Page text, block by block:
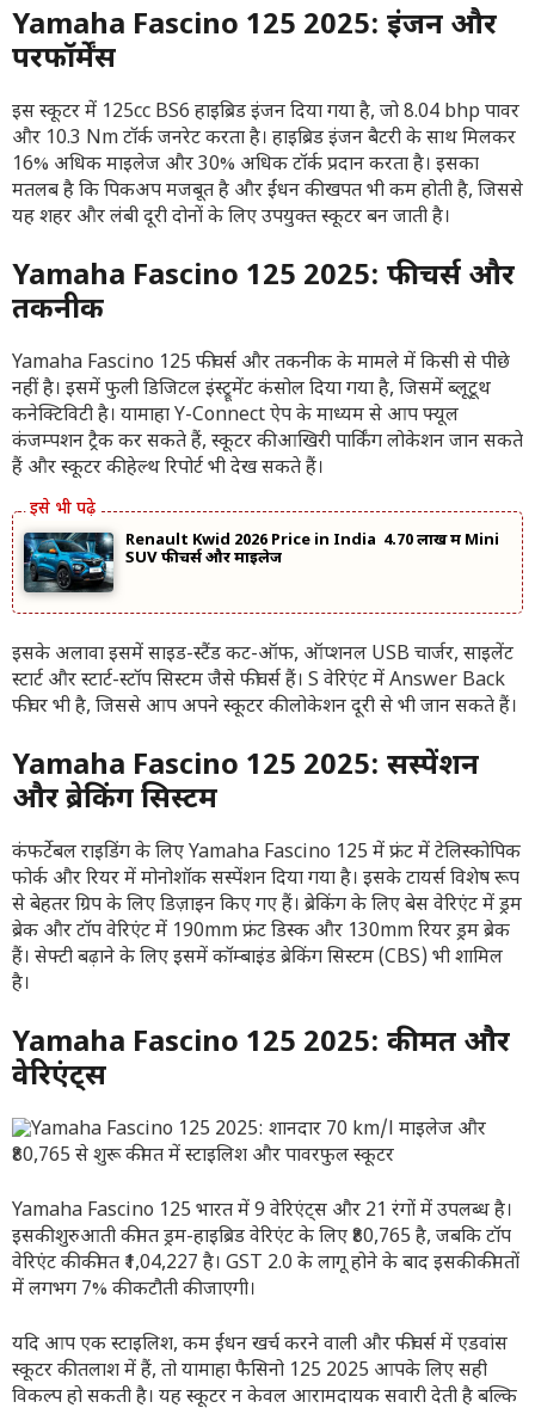
Yamaha Fascino 125 2025: इंजन और
परफॉर्मेंस
इस स्कूटर में 125cc BS6 हाइब्रिड इंजन दिया गया है, जो 8.04 bhp पावर
और 10.3 Nm टॉर्क जनरेट करता है। हाइब्रिड इंजन बैटरी के साथ मिलकर
16% अधिक माइलेज और 30% अधिक टॉर्क प्रदान करता है। इसका
मतलब है कि पिकअप मजबूत है और ईंधन की खपत भी कम होती है, जिससे
यह शहर और लंबी दूरी दोनों के लिए उपयुक्त स्कूटर बन जाती है।
Yamaha Fascino 125 2025: फीचर्स और
तकनीक
Yamaha Fascino 125 फीचर्स और तकनीक के मामले में किसी से पीछे
नहीं है। इसमें फुली डिजिटल इंस्ट्रूमेंट कंसोल दिया गया है, जिसमें ब्लूटूथ
कनेक्टिविटी है। यामाहा Y-Connect ऐप के माध्यम से आप फ्यूल
कंजम्पशन ट्रैक कर सकते हैं, स्कूटर की आखिरी पार्किंग लोकेशन जान सकते
हैं और स्कूटर की हेल्थ रिपोर्ट भी देख सकते हैं।
Renault Kwid 2026 Price in India ₹4.70 लाख में Mini
SUV फीचर्स और माइलेज
इसके अलावा इसमें साइड-स्टैंड कट-ऑफ, ऑप्शनल USB चार्जर, साइलेंट
स्टार्ट और स्टार्ट-स्टॉप सिस्टम जैसे फीचर्स हैं। S वेरिएंट में Answer Back
फीचर भी है, जिससे आप अपने स्कूटर की लोकेशन दूरी से भी जान सकते हैं।
Yamaha Fascino 125 2025: सस्पेंशन
और ब्रेकिंग सिस्टम
कंफर्टेबल राइडिंग के लिए Yamaha Fascino 125 में फ्रंट में टेलिस्कोपिक
फोर्क और रियर में मोनोशॉक सस्पेंशन दिया गया है। इसके टायर्स विशेष रूप
से बेहतर ग्रिप के लिए डिज़ाइन किए गए हैं। ब्रेकिंग के लिए बेस वेरिएंट में ड्रम
ब्रेक और टॉप वेरिएंट में 190mm फ्रंट डिस्क और 130mm रियर ड्रम ब्रेक
हैं। सेफ्टी बढ़ाने के लिए इसमें कॉम्बाइंड ब्रेकिंग सिस्टम (CBS) भी शामिल
है।
Yamaha Fascino 125 2025: कीमत और
वेरिएंट्स
Yamaha Fascino 125 भारत में 9 वेरिएंट्स और 21 रंगों में उपलब्ध है।
इसकी शुरुआती कीमत ड्रम-हाइब्रिड वेरिएंट के लिए ₹80,765 है, जबकि टॉप
वेरिएंट की कीमत ₹1,04,227 है। GST 2.0 के लागू होने के बाद इसकी कीमतों
में लगभग 7% की कटौती की जाएगी।
यदि आप एक स्टाइलिश, कम ईंधन खर्च करने वाली और फीचर्स में एडवांस
स्कूटर की तलाश में हैं, तो यामाहा फैसिनो 125 2025 आपके लिए सही
विकल्प हो सकती है। यह स्कूटर न केवल आरामदायक सवारी देती है बल्कि